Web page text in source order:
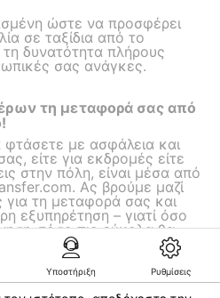
Υποστήριξη Ρυθμίσεις
ώστε να προσφέρει
σε ταξίδια από το
δυνατότητα πλήρους
σας ανάγκες.
τη μεταφορά σας από
με ασφάλεια και
είτε για εκδρομές είτε
στην πόλη, είναι μέσα από
Ας βρούμε μαζί
για τη μεταφορά σας και
εξυπηρέτηση – γιατί όσο
τόσο πιο εύκολα θα